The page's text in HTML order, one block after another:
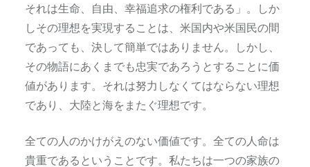
それは生命、自由、幸福追求の権利である」。しか
しその理想を実現することは、米国内や米国民の間
であっても、決して簡単ではありません。しかし、
その物語にあくまでも忠実であろうとすることに価
値があります。それは努力しなくてはならない理想
であり、大陸と海をまたぐ理想です。
全ての人のかけがえのない価値です。全ての人命は
貴重であるということです。私たちは一つの家族の